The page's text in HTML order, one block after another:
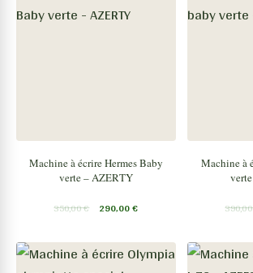
Machine à écrire Hermes Baby
verte – AZERTY
350,00€ 290,00€
Machine à